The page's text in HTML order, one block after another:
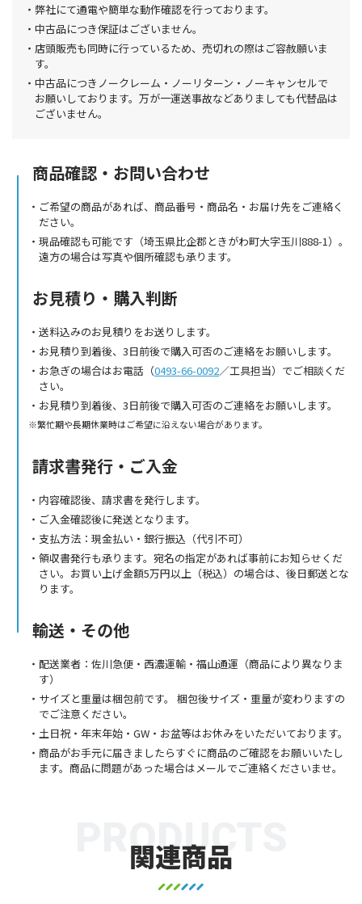
弊社にて通電や簡単な動作確認を行っております。
中古品につき保証はございません。
店頭販売も同時に行っているため、売切れの際はご容赦願いま
す。
中古品につきノークレーム・ノーリターン・ノーキャンセルで
お願いしております。万が一運送事故などありましても代替品は
ございません。
商品確認・お問い合わせ
ご希望の商品があれば、商品番号・商品名・お届け先をご連絡く
ださい。
現品確認も可能です（埼玉県比企郡ときがわ町大字玉川888-1）。
遠方の場合は写真や個所確認も承ります。
お見積り・購入判断
送料込みのお見積りをお送りします。
お見積り到着後、3日前後で購入可否のご連絡をお願いします。
お急ぎの場合はお電話（0493-66-0092／工具担当）でご相談くだ
さい。
お見積り到着後、3日前後で購入可否のご連絡をお願いします。
繁忙期や長期休業時はご希望に沿えない場合があります。
請求書発行・ご入金
内容確認後、請求書を発行します。
ご入金確認後に発送となります。
支払方法：現金払い・銀行振込（代引不可）
領収書発行も承ります。宛名の指定があれば事前にお知らせくだ
さい。お買い上げ金額5万円以上（税込）の場合は、後日郵送とな
ります。
輸送・その他
配送業者：佐川急便・西濃運輸・福山通運（商品により異なりま
す）
サイズと重量は梱包前です。 梱包後サイズ・重量が変わりますの
でご注意ください。
土日祝・年末年始・GW・お盆等はお休みをいただいております。
商品がお手元に届きましたらすぐに商品のご確認をお願いいたし
ます。商品に問題があった場合はメールでご連絡くださいませ。
関連商品
PRODUCTS